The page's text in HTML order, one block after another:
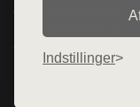
Indstillinger
diverse webshops.
henviser til de
varerne på lager.